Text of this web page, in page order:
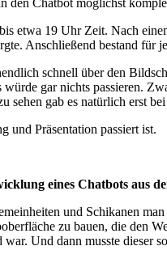
etwa 19 Uhr Zeit. Nach
Anschließend bestand für
schnell über den
gar nichts passieren.
gab es natürlich erst
und Präsentation passiert ist.
eines Chatbots aus
und Schikanen
zu bauen, die den
Und dann musste dieser